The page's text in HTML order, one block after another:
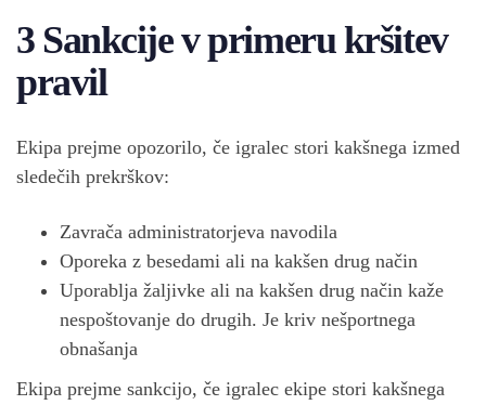
3 Sankcije v primeru kršitev
pravil
Ekipa prejme opozorilo, če igralec stori kakšnega izmed
sledečih prekrškov:
Zavrača administratorjeva navodila
Oporeka z besedami ali na kakšen drug način
Uporablja žaljivke ali na kakšen drug način kaže
nespoštovanje do drugih. Je kriv nešportnega
obnašanja
Ekipa prejme sankcijo, če igralec ekipe stori kakšnega